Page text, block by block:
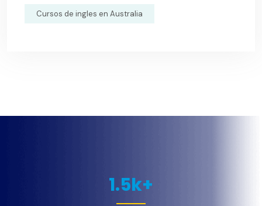
Cursos de ingles en Australia
1.5k+